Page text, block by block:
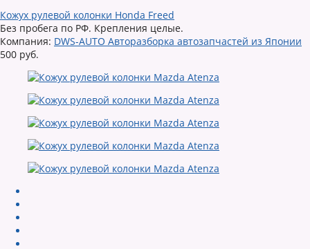
Кожух рулевой колонки Honda Freed
Без пробега по РФ. Крепления целые.
Компания: DWS-AUTO Авторазборка автозапчастей из Японии
500 руб.